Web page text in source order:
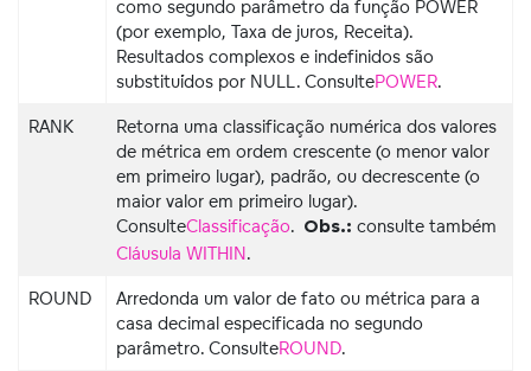
como segundo parâmetro da função POWER
(por exemplo, Taxa de juros, Receita).
Resultados complexos e indefinidos são
substituídos por NULL. ConsultePOWER.
RANK
Retorna uma classificação numérica dos valores
de métrica em ordem crescente (o menor valor
em primeiro lugar), padrão, ou decrescente (o
maior valor em primeiro lugar).
ConsulteClassificação. Obs.: consulte também
Cláusula WITHIN.
ROUND
Arredonda um valor de fato ou métrica para a
casa decimal especificada no segundo
parâmetro. ConsulteROUND.